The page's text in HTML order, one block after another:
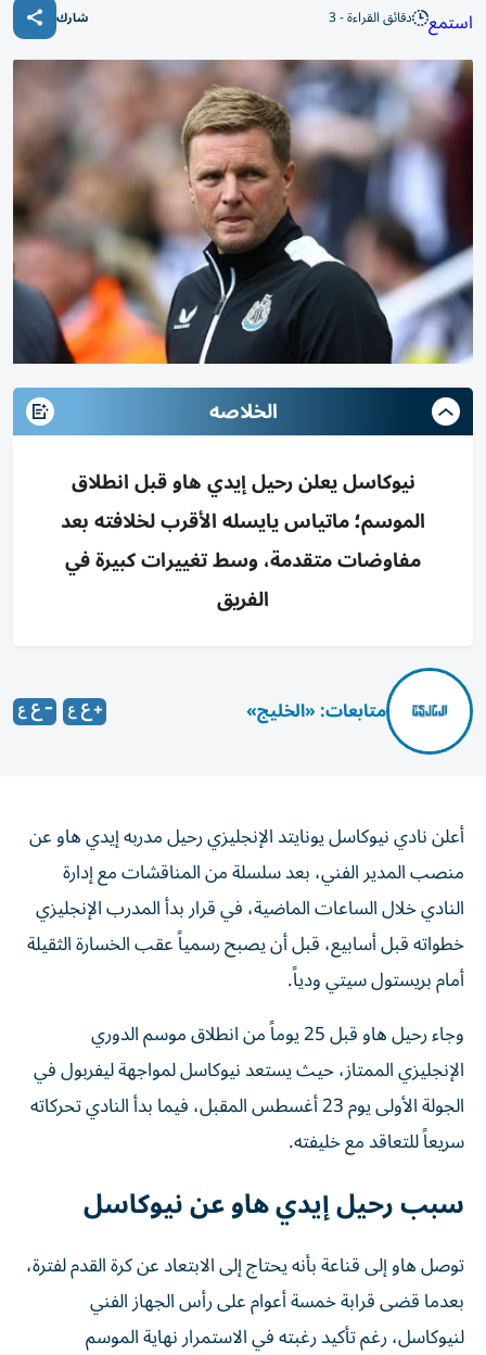
استمع دقائق القراءة - 3 شارك
الخلاصه
نيوكاسل يعلن رحيل إيدي هاو قبل انطلاق
الموسم؛ ماتياس يايسله الأقرب لخلافته بعد
مفاوضات متقدمة، وسط تغييرات كبيرة في
الفريق
متابعات: «الخليج»
أعلن نادي نيوكاسل يونايتد الإنجليزي رحيل مدربه إيدي هاو عن
منصب المدير الفني، بعد سلسلة من المناقشات مع إدارة
النادي خلال الساعات الماضية، في قرار بدأ المدرب الإنجليزي
خطواته قبل أسابيع، قبل أن يصبح رسمياً عقب الخسارة الثقيلة
أمام بريستول سيتي ودياً.
وجاء رحيل هاو قبل 25 يوماً من انطلاق موسم الدوري
الإنجليزي الممتاز، حيث يستعد نيوكاسل لمواجهة ليفربول في
الجولة الأولى يوم 23 أغسطس المقبل، فيما بدأ النادي تحركاته
سريعاً للتعاقد مع خليفته.
سبب رحيل إيدي هاو عن نيوكاسل
توصل هاو إلى قناعة بأنه يحتاج إلى الابتعاد عن كرة القدم لفترة،
بعدما قضى قرابة خمسة أعوام على رأس الجهاز الفني
لنيوكاسل، رغم تأكيد رغبته في الاستمرار نهاية الموسم